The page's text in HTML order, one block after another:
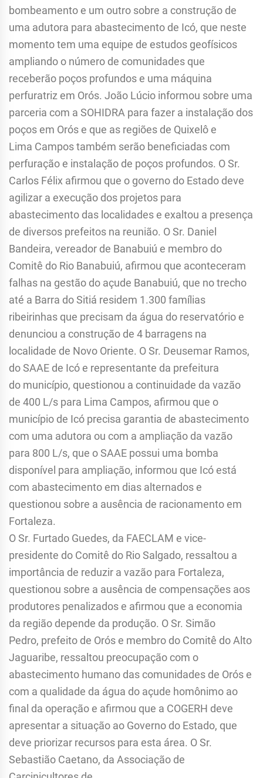
bombeamento e um outro sobre a construção de
uma adutora para abastecimento de Icó, que neste
momento tem uma equipe de estudos geofísicos
ampliando o número de comunidades que
receberão poços profundos e uma máquina
perfuratriz em Orós. João Lúcio informou sobre uma
parceria com a SOHIDRA para fazer a instalação dos
poços em Orós e que as regiões de Quixelô e
Lima Campos também serão beneficiadas com
perfuração e instalação de poços profundos. O Sr.
Carlos Félix afirmou que o governo do Estado deve
agilizar a execução dos projetos para
abastecimento das localidades e exaltou a presença
de diversos prefeitos na reunião. O Sr. Daniel
Bandeira, vereador de Banabuiú e membro do
Comitê do Rio Banabuiú, afirmou que aconteceram
falhas na gestão do açude Banabuiú, que no trecho
até a Barra do Sitiá residem 1.300 famílias
ribeirinhas que precisam da água do reservatório e
denunciou a construção de 4 barragens na
localidade de Novo Oriente. O Sr. Deusemar Ramos,
do SAAE de Icó e representante da prefeitura
do município, questionou a continuidade da vazão
de 400 L/s para Lima Campos, afirmou que o
município de Icó precisa garantia de abastecimento
com uma adutora ou com a ampliação da vazão
para 800 L/s, que o SAAE possui uma bomba
disponível para ampliação, informou que Icó está
com abastecimento em dias alternados e
questionou sobre a ausência de racionamento em
Fortaleza.
O Sr. Furtado Guedes, da FAECLAM e vice-
presidente do Comitê do Rio Salgado, ressaltou a
importância de reduzir a vazão para Fortaleza,
questionou sobre a ausência de compensações aos
produtores penalizados e afirmou que a economia
da região depende da produção. O Sr. Simão
Pedro, prefeito de Orós e membro do Comitê do Alto
Jaguaribe, ressaltou preocupação com o
abastecimento humano das comunidades de Orós e
com a qualidade da água do açude homônimo ao
final da operação e afirmou que a COGERH deve
apresentar a situação ao Governo do Estado, que
deve priorizar recursos para esta área. O Sr.
Sebastião Caetano, da Associação de